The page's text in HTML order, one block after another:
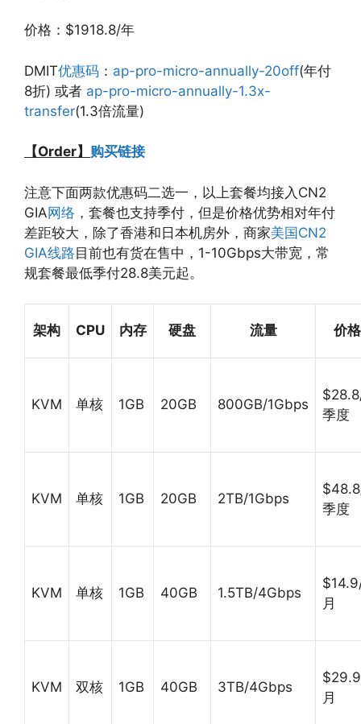
价格：$1918.8/年
DMIT优惠码 ： ap-pro-micro-annually-20off(年付
8折) 或者 ap-pro-micro-annually-1.3x-
transfer(1.3倍流量)
【Order】 购买链接
注意下面两款优惠码二选一，以上套餐均接入CN2
GIA网络 ，套餐也支持季付，但是价格优势相对年付
差距较大，除了香港和日本机房外，商家美国CN2
GIA线路目前也有货在售中，1-10Gbps大带宽，常
规套餐最低季付28.8美元起。
架构 CPU 内存 硬盘 流量 价格
KVM 单核 1GB 20GB 800GB/1Gbps
季度
KVM 单核 1GB 20GB 2TB/1Gbps
季度
KVM 单核 1GB 40GB 1.5TB/4Gbps
月
KVM 双核 1GB 40GB 3TB/4Gbps
月